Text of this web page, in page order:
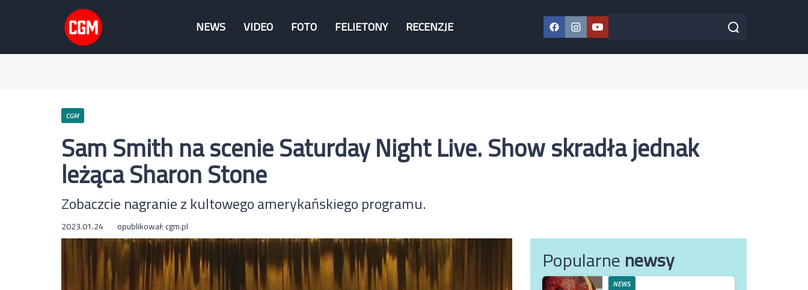
NEWS VIDEO FOTO FELIETONY RECENZJE Facebook
Instagram
YouTube
Szukaj w serwisie Szukaj
CGM
Sam Smith na scenie Saturday Night Live. Show skradła jednak
leżąca Sharon Stone
Zobaczcie nagranie z kultowego amerykańskiego programu.
2023.01.24 opublikował:cgm.pl
Popularnenewsy
NEWS